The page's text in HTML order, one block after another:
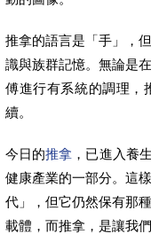
推拿的語言是「手」，
識與族群記憶。無論是
傅進行有系統的調理，
續。
今日的推拿 ，已進入養
健康產業的一部分。這
代」，但它仍然保有那
載體，而推拿，是讓我